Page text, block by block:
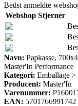
Bedst anmeldte
Webshop Stjerner
Navn: Papkasse,
Master'In Performance
Kategori: Emballage
Producent: Master'In
Varenummer:
EAN: 5701766991742